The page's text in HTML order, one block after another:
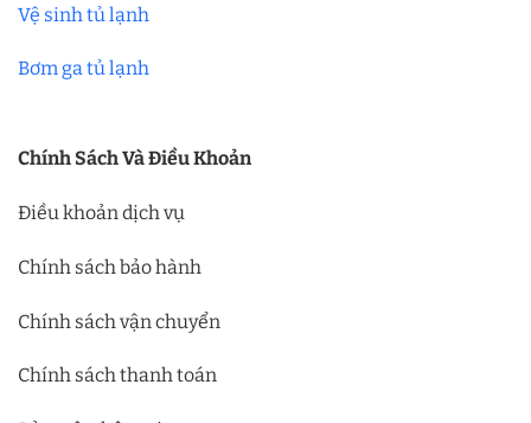
Vệ sinh tủ lạnh
Bơm ga tủ lạnh
Chính Sách Và Điều Khoản
Điều khoản dịch vụ
Chính sách bảo hành
Chính sách vận chuyển
Chính sách thanh toán